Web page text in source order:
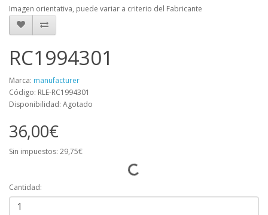
Imagen orientativa, puede variar a criterio del Fabricante
RC1994301
Marca: manufacturer
Código: RLE-RC1994301
Disponibilidad: Agotado
36,00€
Sin impuestos: 29,75€
Cantidad: